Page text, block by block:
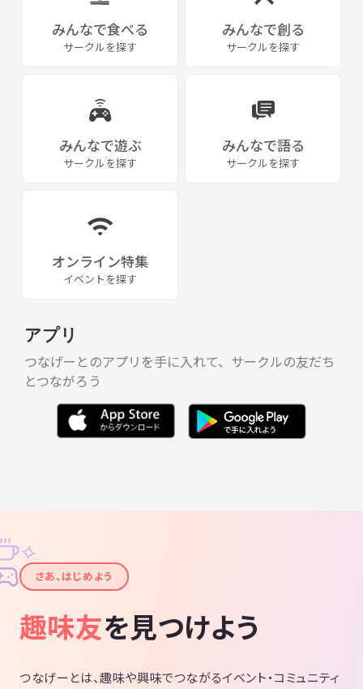
●ドタキャンをして迷惑をかけた人
┈┈┈┈┈┈┈┈┈┈┈┈┈┈┈┈┈┈┈┈
【開催場所】
関西・近畿地方
┈┈┈┈┈┈┈┈┈┈┈┈┈┈┈┈┈
平日日中・夜
※不定期開催（イベント情報を参照）
【参加費用】
実費＋会場費（変動あり）
┈┈┈┈┈┈┈┈┈┈┈┈┈┈┈┈┈┈┈┈
【注意点】
・イベント会場での破損は自己責任でお願い致します。
・ケガや感染症は自己責任と致します。
┈┈┈┈┈┈┈┈┈┈┈┈┈┈┈┈┈┈┈┈
ぜひ、力を貸してください¨̮ よろしくお願いします✨
みんなで食べる
サークルを探す
みんなで創る
サークルを探す
みんなで遊ぶ
サークルを探す
みんなで語る
サークルを探す
オンライン特集
イベントを探す
アプリ
つなげーとのアプリを手に入れて、サークルの友だち
とつながろう
✦
✧
さあ、はじめよう
趣味友を見つけよう
つなげーとは、趣味や興味でつながるイベント・コミュニティ